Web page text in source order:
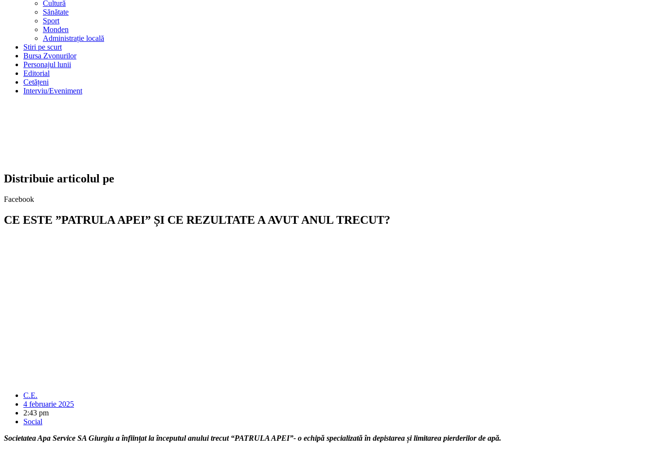
Cultură
Sănătate
Sport
Monden
Administrație locală
Stiri pe scurt
Bursa Zvonurilor
Personajul lunii
Editorial
Cetățeni
Interviu/Eveniment
Distribuie articolul pe
Facebook
CE ESTE ”PATRULA APEI” ȘI CE REZULTATE A AVUT ANUL TRECUT?
C.E.
4 februarie 2025
2:43 pm
Social
Societatea Apa Service SA Giurgiu a înființat la începutul anului trecut “PATRULA APEI”- o echipă specializată în depistarea și limitarea pierderilor de apă.